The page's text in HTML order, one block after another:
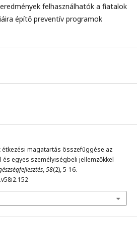
felhasználhatók a fiatalok
építő preventív programok
étkezési magatartás összefüggése az
egyes személyiségbeli jellemzőkkel
,58(2), 5-16.